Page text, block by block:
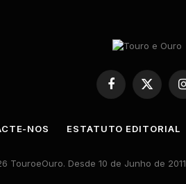
Facebook
X
(Twitter)
NOS ESTATUTO EDITORIAL
TouroeOuro. Desde 10 de Junho de